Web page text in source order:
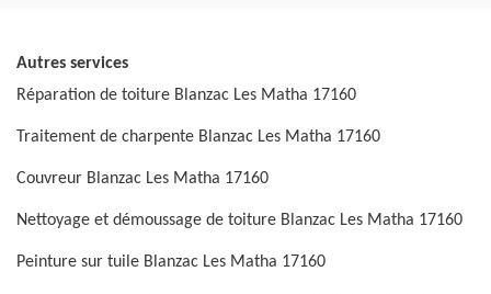
Autres services
Réparation de toiture Blanzac Les Matha 17160
Traitement de charpente Blanzac Les Matha 17160
Couvreur Blanzac Les Matha 17160
Nettoyage et démoussage de toiture Blanzac Les Matha 17160
Peinture sur tuile Blanzac Les Matha 17160